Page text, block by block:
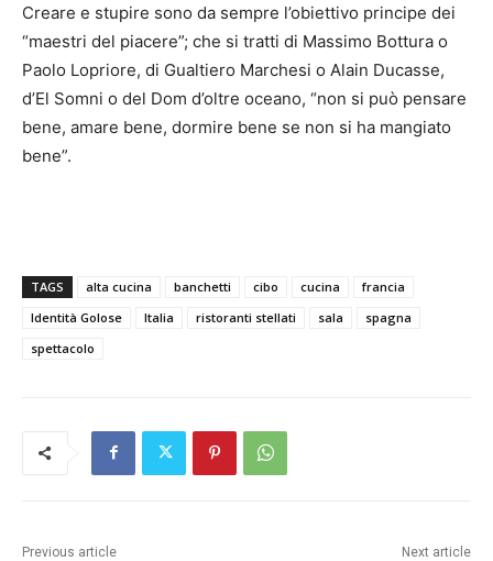
Creare e stupire sono da sempre l’obiettivo principe dei
“maestri del piacere”; che si tratti di Massimo Bottura o
Paolo Lopriore, di Gualtiero Marchesi o Alain Ducasse,
d’El Somni o del Dom d’oltre oceano, “non si può pensare
bene, amare bene, dormire bene se non si ha mangiato
bene”.
TAGS alta cucina banchetti cibo cucina
francia
Identità Golose
Italia ristoranti stellati sala
spagna
spettacolo
Previous article Next article